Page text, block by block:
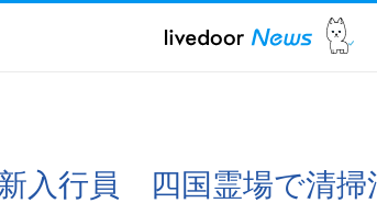
新入行員 四国霊場で清掃